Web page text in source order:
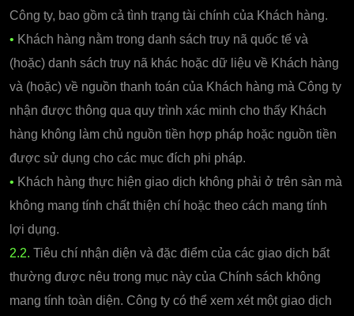
Công ty, bao gồm cả tình trạng tài chính của Khách hàng.
• Khách hàng nằm trong danh sách truy nã quốc tế và
(hoặc) danh sách truy nã khác hoặc dữ liệu về Khách hàng
và (hoặc) về nguồn thanh toán của Khách hàng mà Công ty
nhận được thông qua quy trình xác minh cho thấy Khách
hàng không làm chủ nguồn tiền hợp pháp hoặc nguồn tiền
được sử dụng cho các mục đích phi pháp.
• Khách hàng thực hiện giao dịch không phải ở trên sàn mà
không mang tính chất thiện chí hoặc theo cách mang tính
lợi dụng.
2.2. Tiêu chí nhận diện và đặc điểm của các giao dịch bất
thường được nêu trong mục này của Chính sách không
mang tính toàn diện. Công ty có thể xem xét một giao dịch